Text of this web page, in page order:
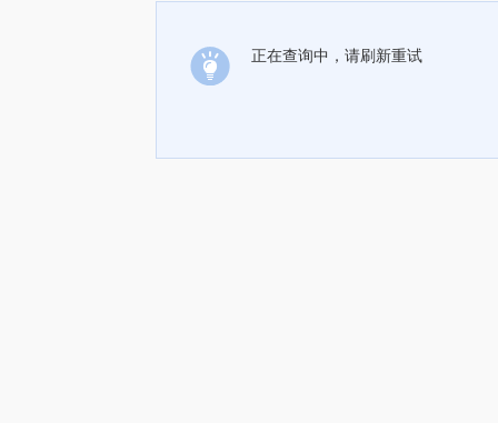
正在查询中，请刷新重试